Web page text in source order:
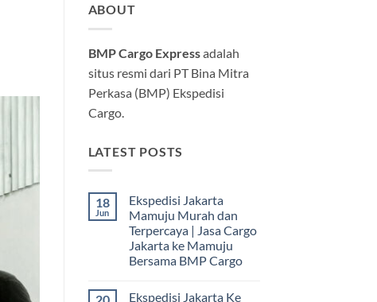
ABOUT
BMP Cargo Expressadalah
situs resmi dari PT Bina Mitra
Perkasa (BMP) Ekspedisi
Cargo.
LATEST POSTS
18
Jun
Ekspedisi Jakarta
Mamuju Murah dan
Terpercaya | Jasa Cargo
Jakarta ke Mamuju
Bersama BMP Cargo
komentar
Ekspedisi Jakarta Ke